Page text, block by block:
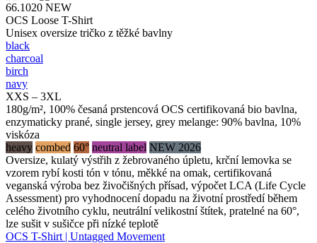
66.1020 NEW
OCS Loose T-Shirt
Unisex oversize tričko z těžké bavlny
black
charcoal
birch
navy
XXS – 3XL
180g/m², 100% česaná prstencová OCS certifikovaná bio bavlna,
enzymaticky prané, single jersey, grey melange: 90% bavlna, 10%
viskóza
heavy combed 60° neutral label NEW 2026
Oversize, kulatý výstřih z žebrovaného úpletu, krční lemovka se
vzorem rybí kosti tón v tónu, měkké na omak, certifikovaná
veganská výroba bez živočišných přísad, výpočet LCA (Life Cycle
Assessment) pro vyhodnocení dopadu na životní prostředí během
celého životního cyklu, neutrální velikostní štítek, pratelné na 60°,
lze sušit v sušičce při nízké teplotě
OCS T-Shirt | Untagged Movement